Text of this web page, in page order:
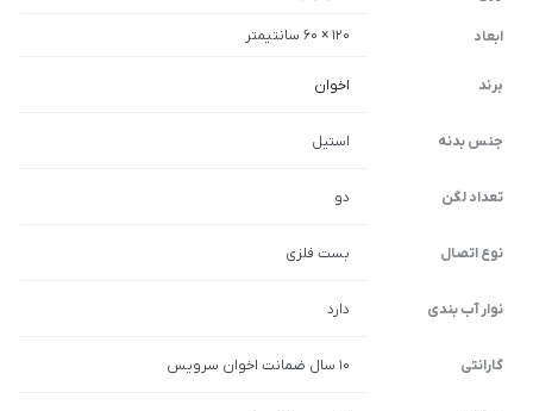
ابعاد 120 × 60 سانتیمتر
برند اخوان
جنس بدنه استیل
تعداد لگن دو
نوع اتصال بست فلزی
نوار آب بندی دارد
گارانتی 10 سال ضمانت اخوان سرویس